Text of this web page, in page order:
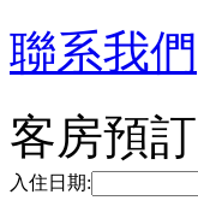
聯系我們
客房預訂
入住日期: